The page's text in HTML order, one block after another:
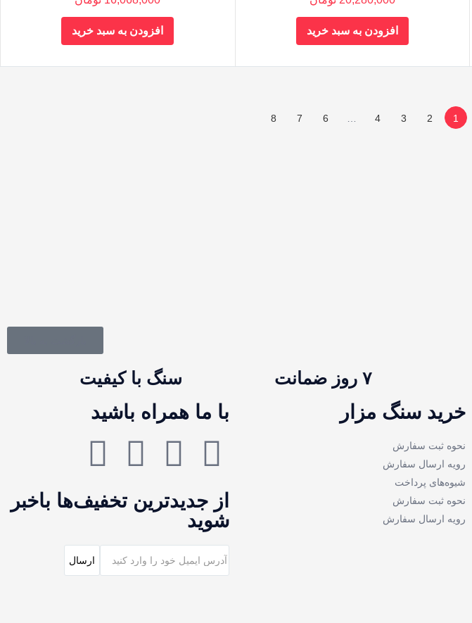
افزودن به سبد خرید افزودن به سبد خرید
1
2
3
4
…
6
7
8
۷ روز ضمانت سنگ با کیفیت
خرید سنگ مزار
نحوه ثبت سفارش
رویه ارسال سفارش
شیوه‌های پرداخت
نحوه ثبت سفارش
رویه ارسال سفارش
با ما همراه باشید
از جدیدترین تخفیف‌ها باخبر
شوید